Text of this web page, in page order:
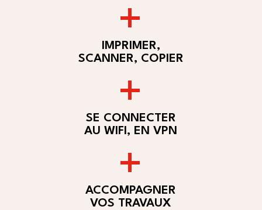
+
IMPRIMER,
SCANNER, COPIER
+
SE CONNECTER
AU WIFI, EN VPN
+
ACCOMPAGNER
VOS TRAVAUX